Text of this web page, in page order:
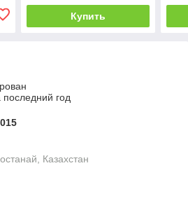
Купить
год
Казахстан